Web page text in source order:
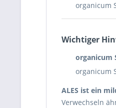
organicum
Wichtiger
organicum
organicum
ALES ist ein
Verwechseln